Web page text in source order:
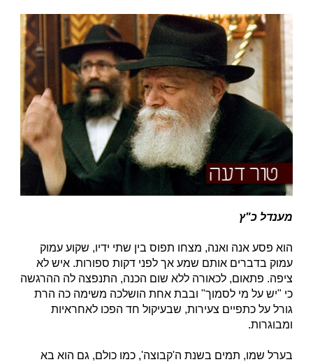
מענדל כ"ץ
הוא פסע אנה ואנה, מצחו תפוס בין שתי ידיו, שקוע עמוק
עמוק בדברים אותם שמע אך לפני דקות ספורות. איש לא
ציפה. פתאום, לכאורה ללא שום הכנה, התנפצה לה ההרגשה
כי "יש על מי לסמוך" ובבת אחת הושלכה משימה כה הרת
גורל על כתפיים צעירות, שבעיקול חד הפכו לאחראיות
ומבוגרות.
בערל שמו, תמים בשנת ה'קבוצה', כמו כולם, גם הוא בא